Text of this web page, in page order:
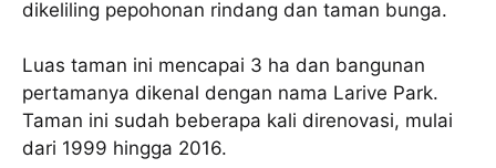
dikeliling pepohonan rindang dan taman bunga.
Luas taman ini mencapai 3 ha dan bangunan
pertamanya dikenal dengan nama Larive Park.
Taman ini sudah beberapa kali direnovasi, mulai
dari 1999 hingga 2016.